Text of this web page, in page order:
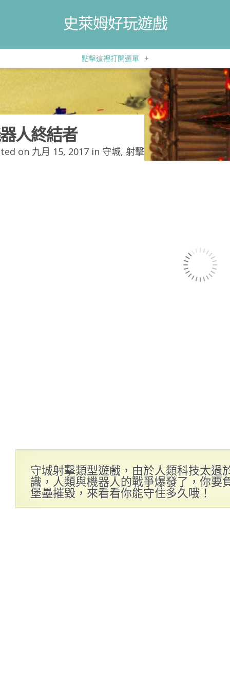
史萊姆好玩遊戲
點擊這裡打開選單 +
人終結者
on 九月 15, 2017 in 守城, 射擊
守城射擊類型遊戲，由於人類科技太過
識，人類與機器人的戰爭爆發了，你要
堡壘摧毀，來看看你能守住多久哦！